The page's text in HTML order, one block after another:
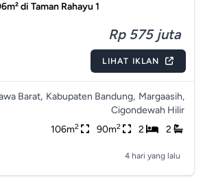
di Taman Rahayu 1
Rp 575 juta
LIHAT IKLAN
Barat, Kabupaten Bandung, Margaasih,
Cigondewah Hilir
106m2 90m2 2 2
4 hari yang lalu